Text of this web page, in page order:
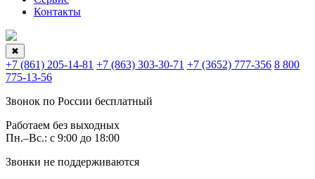
Контакты
✖
+7 (861) 205-14-81 +7 (863) 303-30-71 +7 (3652) 777-356 8 800
775-13-56
Звонок по России бесплатный
Работаем без выходных
Пн.–Вс.: с 9:00 до 18:00
Звонки не поддерживаются